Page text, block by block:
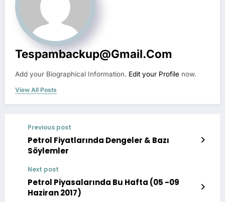
Tespambackup@gmail.com
Add your Biographical Information. Edit your Profile now.
View All Posts
Previous post
Petrol Fiyatlarında Dengeler & Bazı
Söylemler
Next post
Petrol Piyasalarında Bu Hafta (05 -09
Haziran 2017)